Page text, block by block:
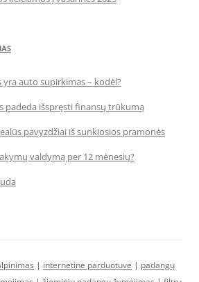
yra auto supirkimas – kodėl?
padeda išspręsti finansų trūkumą
pavyzdžiai iš sunkiosios pramonės
valdymą per 12 mėnesių?
| internetine parduotuve | padangų